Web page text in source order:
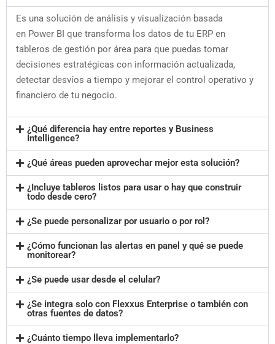
Es una solución de análisis y visualización basada
en Power BI que transforma los datos de tu ERP en
tableros de gestión por área para que puedas tomar
decisiones estratégicas con información actualizada,
detectar desvíos a tiempo y mejorar el control operativo y
financiero de tu negocio.
¿Qué diferencia hay entre reportes y Business
Intelligence?
¿Qué áreas pueden aprovechar mejor esta solución?
¿Incluye tableros listos para usar o hay que construir
todo desde cero?
¿Se puede personalizar por usuario o por rol?
¿Cómo funcionan las alertas en panel y qué se puede
monitorear?
¿Se puede usar desde el celular?
¿Se integra solo con Flexxus Enterprise o también con
otras fuentes de datos?
¿Cuánto tiempo lleva implementarlo?